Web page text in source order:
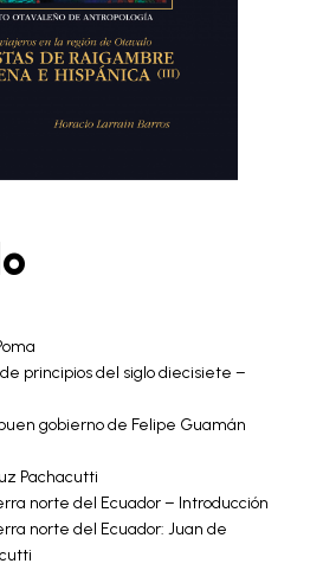
principios del siglo diecisiete –
gobierno de Felipe Guamán
Pachacutti
norte del Ecuador – Introducción
norte del Ecuador: Juan de